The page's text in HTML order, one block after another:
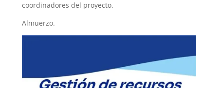
coordinadores del proyecto.
Almuerzo.